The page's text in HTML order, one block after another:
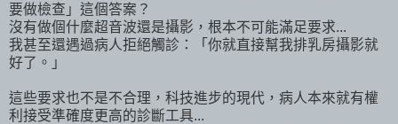
要做檢查」這個答案？
沒有做個什麼超音波還是攝影，根本不可能滿足要求...
我甚至還遇過病人拒絕觸診：「你就直接幫我排乳房攝影就
好了。」
這些要求也不是不合理，科技進步的現代，病人本來就有權
利接受準確度更高的診斷工具...